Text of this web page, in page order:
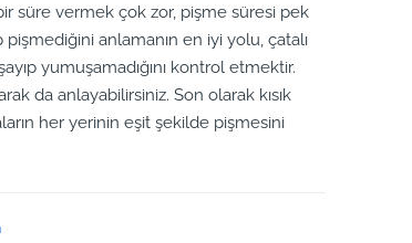
süre vermek çok zor, pişme süresi pek
pişmediğini anlamanın en iyi yolu, çatalı
yumuşamadığını kontrol etmektir.
da anlayabilirsiniz. Son olarak kısık
her yerinin eşit şekilde pişmesini